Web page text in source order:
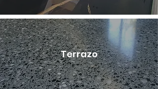
Terrazo